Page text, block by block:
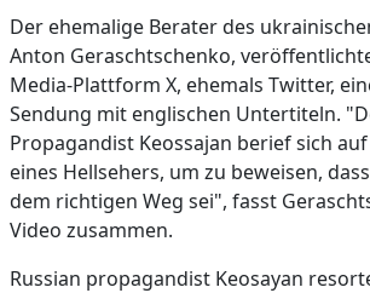
Der ehemalige Berater des
Anton Geraschtschenko,
Media-Plattform X, ehemals Twitter,
Sendung mit englischen Untertiteln.
Propagandist Keossajan berief sich
eines Hellsehers, um zu beweisen,
dem richtigen Weg sei", fasst
Video zusammen.
Russian propagandist Keosayan